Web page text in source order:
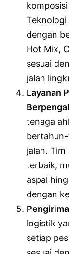
Teknologi
dengan
Hot Mix,
sesuai
jalan
Layanan
tenaga
jalan. Tim
terbaik,
aspal
dengan
logistik
setiap